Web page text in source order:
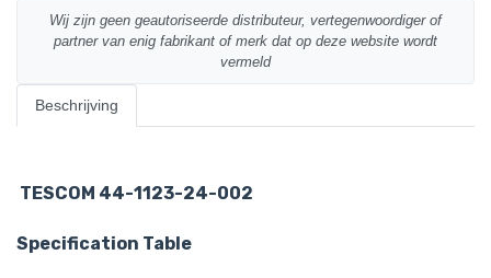
Wij zijn geen geautoriseerde distributeur, vertegenwoordiger of
partner van enig fabrikant of merk dat op deze website wordt
vermeld
Beschrijving
TESCOM 44-1123-24-002
Specification Table